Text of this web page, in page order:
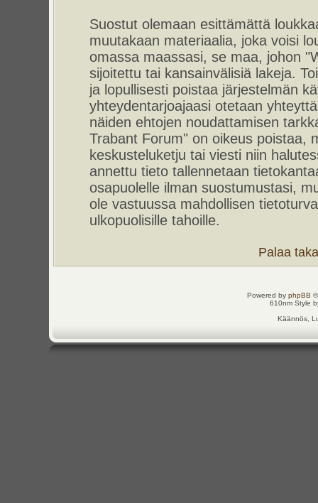
Suostut olemaan esittämättä
muutakaan materiaalia, joka voisi
omassa maassasi, se maa, johon
sijoitettu tai kansainvälisiä lakeja.
ja lopullisesti poistaa järjestelmän
yhteydentarjoajaasi otetaan
näiden ehtojen noudattamisen
Trabant Forum" on oikeus poistaa,
keskusteluketju tai viesti niin
annettu tieto tallennetaan
osapuolelle ilman suostumustasi,
ole vastuussa mahdollisen
ulkopuolisille tahoille.
Palaa
Powered by phpBB
610nm Style
Käännös,